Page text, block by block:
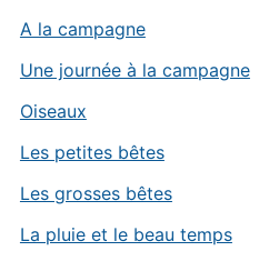
A la campagne
Une journée à la campagne
Oiseaux
Les petites bêtes
Les grosses bêtes
La pluie et le beau temps